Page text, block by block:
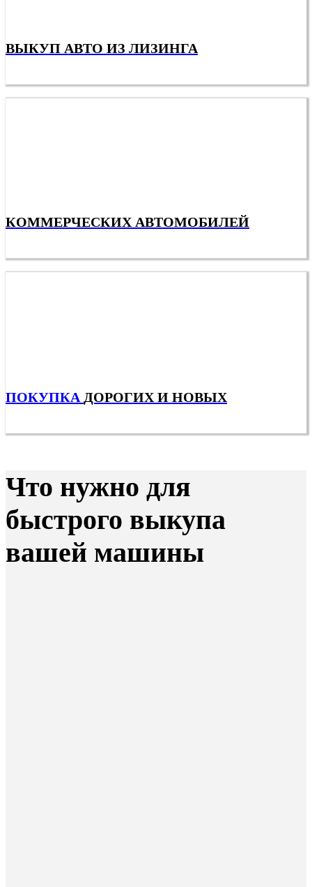
ВЫКУП АВТО ИЗ ЛИЗИНГА
КОММЕРЧЕСКИХ АВТОМОБИЛЕЙ
ПОКУПКА ДОРОГИХ И НОВЫХ
Что нужно для
быстрого выкупа
вашей машины